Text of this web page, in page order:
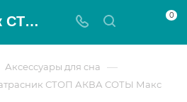
Наматрасник СТОП АКВА СОТЫ Макс - Magnat 0
Аксессуары для сна —
СТОП АКВА СОТЫ Макс